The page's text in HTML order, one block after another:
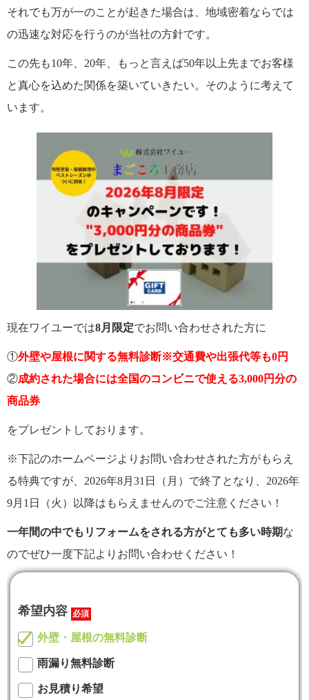
それでも万が一のことが起きた場合は、地域密着ならでは
の迅速な対応を行うのが当社の方針です。
この先も10年、20年、もっと言えば50年以上先までお客様
と真心を込めた関係を築いていきたい。そのように考えて
います。
現在ワイユーでは8月限定でお問い合わせされた方に
①外壁や屋根に関する無料診断※交通費や出張代等も0円
②成約された場合には全国のコンビニで使える3,000円分の
商品券
をプレゼントしております。
※下記のホームページよりお問い合わせされた方がもらえ
る特典ですが、2026年8月31日（月）で終了となり、2026年
9月1日（火）以降はもらえませんのでご注意ください！
一年間の中でもリフォームをされる方がとても多い時期な
のでぜひ一度下記よりお問い合わせください！
希望内容 必須
外壁・屋根の無料診断
雨漏り無料診断
お見積り希望